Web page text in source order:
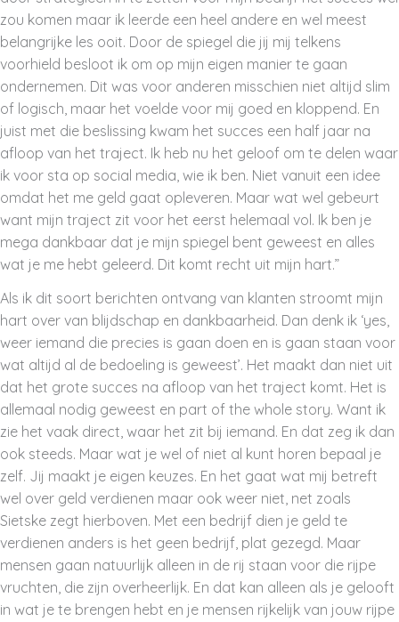
zou komen maar ik leerde een heel andere en wel meest
belangrijke les ooit. Door de spiegel die jij mij telkens
voorhield besloot ik om op mijn eigen manier te gaan
ondernemen. Dit was voor anderen misschien niet altijd slim
of logisch, maar het voelde voor mij goed en kloppend. En
juist met die beslissing kwam het succes een half jaar na
afloop van het traject. Ik heb nu het geloof om te delen waar
ik voor sta op social media, wie ik ben. Niet vanuit een idee
omdat het me geld gaat opleveren. Maar wat wel gebeurt
want mijn traject zit voor het eerst helemaal vol. Ik ben je
mega dankbaar dat je mijn spiegel bent geweest en alles
wat je me hebt geleerd. Dit komt recht uit mijn hart.”
Als ik dit soort berichten ontvang van klanten stroomt mijn
hart over van blijdschap en dankbaarheid. Dan denk ik ‘yes,
weer iemand die precies is gaan doen en is gaan staan voor
wat altijd al de bedoeling is geweest’. Het maakt dan niet uit
dat het grote succes na afloop van het traject komt. Het is
allemaal nodig geweest en part of the whole story. Want ik
zie het vaak direct, waar het zit bij iemand. En dat zeg ik dan
ook steeds. Maar wat je wel of niet al kunt horen bepaal je
zelf. Jij maakt je eigen keuzes. En het gaat wat mij betreft
wel over geld verdienen maar ook weer niet, net zoals
Sietske zegt hierboven. Met een bedrijf dien je geld te
verdienen anders is het geen bedrijf, plat gezegd. Maar
mensen gaan natuurlijk alleen in de rij staan voor die rijpe
vruchten, die zijn overheerlijk. En dat kan alleen als je gelooft
in wat je te brengen hebt en je mensen rijkelijk van jouw rijpe